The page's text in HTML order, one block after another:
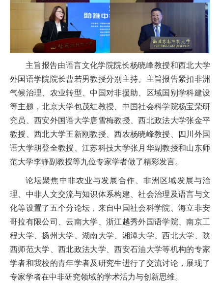
主旨报告由语言文化学院院长杨晓峰教授和西北大学
外国语学院院长曹若男教授分别主持。主旨报告紧扣非洲
气候治理、农业转型、中国对非援助、区域国别学科建设
等主题，北京大学包茂红教授、中国社会科学院杨宝荣研
究员、西安外国语大学唐雪梅教授、西北政法大学张金平
教授、西北大学王新刚教授、西农杨晓峰教授、四川外国
语大学胡登全教授、江苏科技大学张月华副教授和山东师
范大学李静副教授等九位专家学者做了精彩发言。
论坛聚焦中非农业与发展合作、非洲区域发展与治
理、中非人文交流与知识体系构建、社会治理及语言与文
化等设置了五个分论坛，来自中国社会科学院、海立非安
哥拉有限公司、云南大学、浙江越秀外国语学院、南京工
程大学、扬州大学、湖南大学、湘潭大学、西北大学、陕
西师范大学、西北政法大学、西安石油大学等机构的专家
学者和我校的青年学者及研究生进行了交流讨论，展现了
专家学者在中非研究领域的学术活力与创新思维。